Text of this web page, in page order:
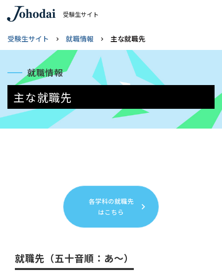
受験生サイト
受験生サイト 就職情報 主な就職先
就職情報
主な就職先
各学科の就職先
はこちら
就職先（五十音順：あ～）